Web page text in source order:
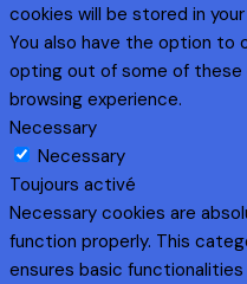
cookies will be stored in
You also have the option
opting out of some of
browsing experience.
Necessary
Necessary
Toujours activé
Necessary cookies are
function properly. This
ensures basic